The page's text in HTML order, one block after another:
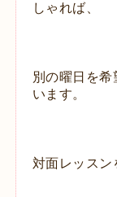
しゃれば、
別の曜日を
います。
対面レッスン